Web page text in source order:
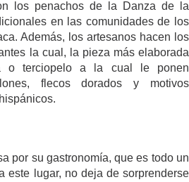
los penachos de la Danza de la
en las comunidades de los
Además, los artesanos hacen los
la cual, la pieza más elaborada
o terciopelo a la cual le ponen
flecos dorados y motivos
por su gastronomía, que es todo un
este lugar, no deja de sorprenderse